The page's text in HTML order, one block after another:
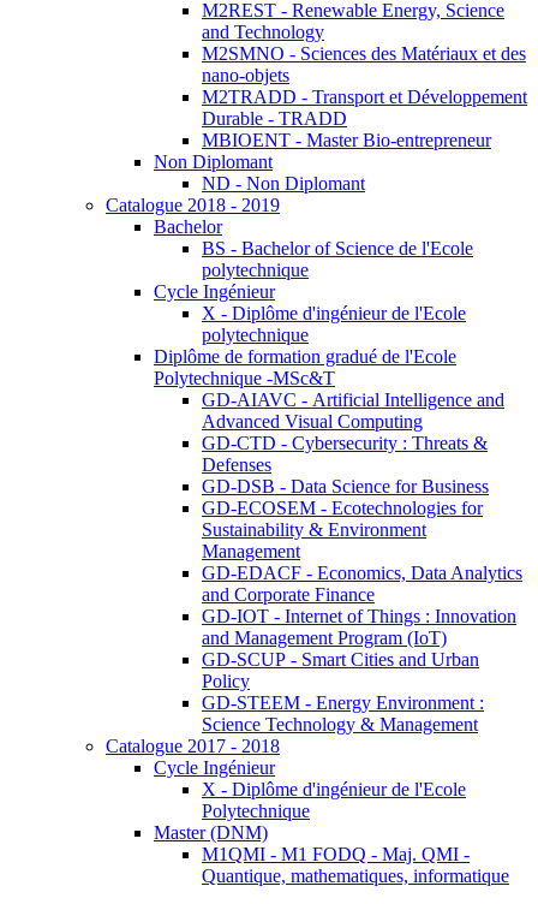
M2REST - Renewable Energy, Science
and Technology
M2SMNO - Sciences des Matériaux et des
nano-objets
M2TRADD - Transport et Développement
Durable - TRADD
MBIOENT - Master Bio-entrepreneur
Non Diplomant
ND - Non Diplomant
Catalogue 2018 - 2019
Bachelor
BS - Bachelor of Science de l'Ecole
polytechnique
Cycle Ingénieur
X - Diplôme d'ingénieur de l'Ecole
polytechnique
Diplôme de formation gradué de l'Ecole
Polytechnique -MSc&T
GD-AIAVC - Artificial Intelligence and
Advanced Visual Computing
GD-CTD - Cybersecurity : Threats &
Defenses
GD-DSB - Data Science for Business
GD-ECOSEM - Ecotechnologies for
Sustainability & Environment
Management
GD-EDACF - Economics, Data Analytics
and Corporate Finance
GD-IOT - Internet of Things : Innovation
and Management Program (IoT)
GD-SCUP - Smart Cities and Urban
Policy
GD-STEEM - Energy Environment :
Science Technology & Management
Catalogue 2017 - 2018
Cycle Ingénieur
X - Diplôme d'ingénieur de l'Ecole
Polytechnique
Master (DNM)
M1QMI - M1 FODQ - Maj. QMI -
Quantique, mathematiques, informatique